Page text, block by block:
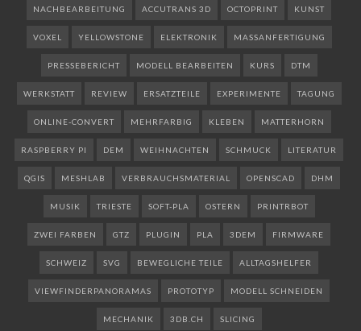
NACHBEARBEITUNG ACCUTRANS 3D OCTOPRINT KUNST
VOXEL YELLOWSTONE ELEKTRONIK MASSANFERTIGUNG
PRESSEBERICHT MODELL BEARBEITEN KURS DTM
WERKSTATT REVIEW ERSATZTEILE EXPERIMENTE TAGUNG
ONLINE-CONVERT MEHRFARBIG KLEBEN MATTERHORN
RASPBERRY PI DEM WEIHNACHTEN SCHMUCK LITERATUR
QGIS MESHLAB VERBRAUCHSMATERIAL OPENSCAD DHM
MUSIK TRIESTE SOFT-PLA OSTERN PRINTRBOT
ZWEI FARBEN GTZ PLUGIN PLA 3DEM FIRMWARE
SCHWEIZ SVG BEWEGLICHE TEILE ALLTAGSHELFER
VIEWFINDERPANORAMAS PROTOTYP MODELL SCHNEIDEN
MECHANIK 3DB.CH SLICING